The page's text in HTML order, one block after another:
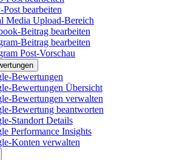
Post bearbeiten
Media Upload-Bereich
Beitrag bearbeiten
Beitrag bearbeiten
Post-Vorschau
Bewertungen
Bewertungen Übersicht
Bewertungen verwalten
Bewertung beantworten
Standort Details
Performance Insights
Konten verwalten